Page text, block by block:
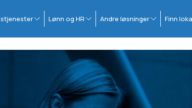
Lønn og HR Andre løsninger Finn